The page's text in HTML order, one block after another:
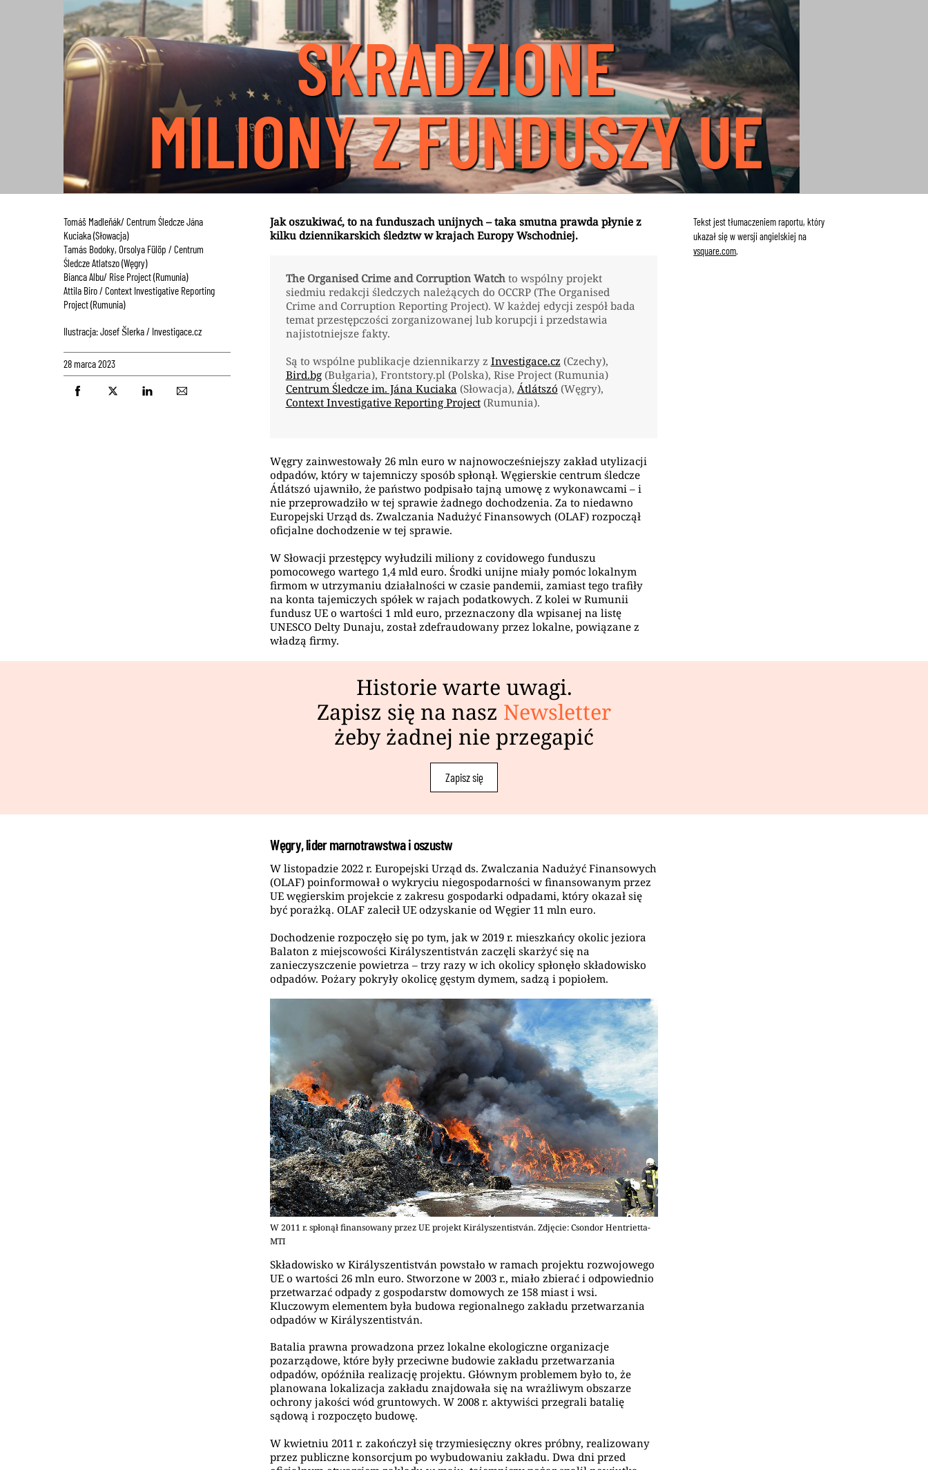
SKRADZIONE
MILIONY Z FUNDUSZY UE
Tomáš Madleňák/ Centrum Śledcze Jána
Kuciaka (Słowacja)
Tamás Bodoky, Orsolya Fülöp / Centrum
Śledcze Atlatszo (Węgry)
Bianca Albu/ Rise Project (Rumunia)
Attila Biro / Context Investigative Reporting
Project (Rumunia)
Ilustracja: Josef Šlerka / Investigace.cz
28 marca 2023
Jak oszukiwać, to na funduszach unijnych – taka smutna prawda płynie z
kilku dziennikarskich śledztw w krajach Europy Wschodniej.
The Organised Crime and Corruption Watchto wspólny projekt
siedmiu redakcji śledczych należących do OCCRP (The Organised
Crime and Corruption Reporting Project). W każdej edycji zespół bada
temat przestępczości zorganizowanej lub korupcji i przedstawia
najistotniejsze fakty.
Są to wspólne publikacje dziennikarzy z Investigace.cz (Czechy),
Bird.bg(Bułgaria), Frontstory.pl (Polska), Rise Project (Rumunia)
Centrum Śledcze im. Jána Kuciaka (Słowacja), Átlátszó (Węgry),
Context Investigative Reporting Project(Rumunia).
Węgry zainwestowały 26 mln euro w najnowocześniejszy zakład utylizacji
odpadów, który w tajemniczy sposób spłonął. Węgierskie centrum śledcze
Átlátszó ujawniło, że państwo podpisało tajną umowę z wykonawcami – i
nie przeprowadziło w tej sprawie żadnego dochodzenia. Za to niedawno
Europejski Urząd ds. Zwalczania Nadużyć Finansowych (OLAF) rozpoczął
oficjalne dochodzenie w tej sprawie.
W Słowacji przestępcy wyłudzili miliony z covidowego funduszu
pomocowego wartego 1,4 mld euro. Środki unijne miały pomóc lokalnym
firmom w utrzymaniu działalności w czasie pandemii, zamiast tego trafiły
na konta tajemiczych spółek w rajach podatkowych. Z kolei w Rumunii
fundusz UE o wartości 1 mld euro, przeznaczony dla wpisanej na listę
UNESCO Delty Dunaju, został zdefraudowany przez lokalne, powiązane z
władzą firmy.
Tekst jest tłumaczeniem raportu, który
ukazał sięw wersji angielskiej na
vsquare.com.
Historie warte uwagi.
Zapisz się na nasz Newsletter
żeby żadnej nie przegapić
Zapisz się
Węgry, lider marnotrawstwa i oszustw
W listopadzie 2022 r. Europejski Urząd ds. Zwalczania Nadużyć Finansowych
(OLAF) poinformował o wykryciu niegospodarności w finansowanym przez
UE węgierskim projekcie z zakresu gospodarki odpadami, który okazał się
być porażką. OLAF zalecił UE odzyskanie od Węgier 11 mln euro.
Dochodzenie rozpoczęło się po tym, jak w 2019 r. mieszkańcy okolic jeziora
Balaton z miejscowości Királyszentistván zaczęli skarżyć się na
zanieczyszczenie powietrza – trzy razy w ich okolicy spłonęło składowisko
odpadów. Pożary pokryły okolicę gęstym dymem, sadzą i popiołem.
W 2011 r. spłonął finansowany przez UE projekt Királyszentistván. Zdjęcie: Csondor Hentrietta-
MTI
Składowisko w Királyszentistván powstało w ramach projektu rozwojowego
UE o wartości 26 mln euro. Stworzone w 2003 r., miało zbierać i odpowiednio
przetwarzać odpady z gospodarstw domowych ze 158 miast i wsi.
Kluczowym elementem była budowa regionalnego zakładu przetwarzania
odpadów w Királyszentistván.
Batalia prawna prowadzona przez lokalne ekologiczne organizacje
pozarządowe, które były przeciwne budowie zakładu przetwarzania
odpadów, opóźniła realizację projektu. Głównym problemem było to, że
planowana lokalizacja zakładu znajdowała się na wrażliwym obszarze
ochrony jakości wód gruntowych. W 2008 r. aktywiści przegrali batalię
sądową i rozpoczęto budowę.
W kwietniu 2011 r. zakończył się trzymiesięczny okres próbny, realizowany
przez publiczne konsorcjum po wybudowaniu zakładu. Dwa dni przed